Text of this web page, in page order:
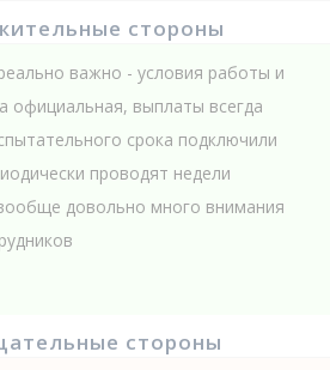
стороны
важно - условия работы и
официальная, выплаты всегда
срока подключили
проводят недели
довольно много внимания
стороны